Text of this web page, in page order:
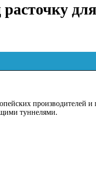
расточку
производителей и
туннелями.